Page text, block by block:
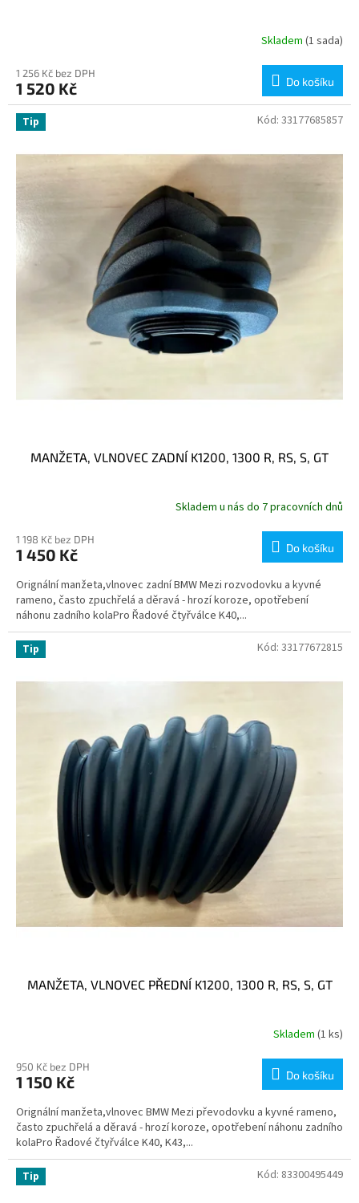
Skladem (1 sada)
1 256 Kč bez DPH
1 520 Kč Do košíku
Tip
MANŽETA, VLNOVEC ZADNÍ K1200, 1300 R, RS, S, GT
Skladem u nás do 7 pracovních dnů
1 198 Kč bez DPH
1 450 Kč Do košíku
Orignální manžeta,vlnovec zadní BMW Mezi rozvodovku a kyvné
rameno, často zpuchřelá a děravá - hrozí koroze, opotřebení
náhonu zadního kolaPro Řadové čtyřválce K40,...
Kód: 33177685857
Tip
MANŽETA, VLNOVEC PŘEDNÍ K1200, 1300 R, RS, S, GT
Skladem (1 ks)
950 Kč bez DPH
1 150 Kč Do košíku
Orignální manžeta,vlnovec BMW Mezi převodovku a kyvné rameno,
často zpuchřelá a děravá - hrozí koroze, opotřebení náhonu zadního
kolaPro Řadové čtyřválce K40, K43,...
Kód: 33177672815
Tip Kód: 83300495449